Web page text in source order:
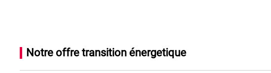
Notre offre transition énergetique